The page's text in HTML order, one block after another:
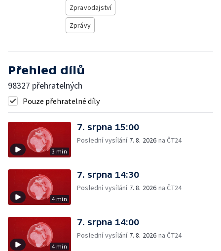
Zpravodajství
Zprávy
Přehled dílů
98327 přehratelných
Pouze přehratelné díly
3 min
7. srpna 15:00
Poslední vysílání 7. 8. 2026 na ČT24
4 min
7. srpna 14:30
Poslední vysílání 7. 8. 2026 na ČT24
4 min
7. srpna 14:00
Poslední vysílání 7. 8. 2026 na ČT24